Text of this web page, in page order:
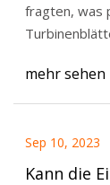
fragten, was
mehr sehen
Sep 10, 2023
Kann die